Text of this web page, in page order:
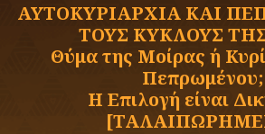
ΑΥΤΟΚΥΡΙΑΡΧΙΑ ΚΑΙ
ΤΟΥΣ ΚΥΚΛΟΥΣ
Θύμα της Μοίρας ή
Πεπρωμένου;
Η Επιλογή είναι